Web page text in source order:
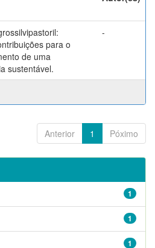
para o
de uma
sustentável.
-
Anterior 1 Póximo
1
1
1